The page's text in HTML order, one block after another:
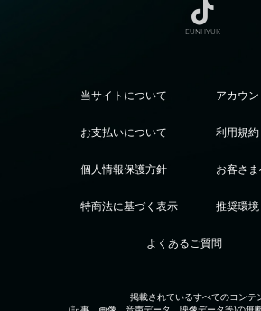
EUNHYUK
当サイトについて アカウ
お支払いについて 利用規約
個人情報保護方針 お客さ
特商法に基づく表示 推奨環境
よくあるご質問
掲載されているすべてのコンテ